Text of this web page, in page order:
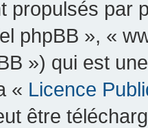
propulsés par
phpBB », «
») qui est
« Licence
être